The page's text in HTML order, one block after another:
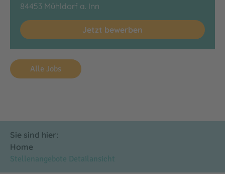
84453 Mühldorf a. Inn
Jetzt bewerben
Alle Jobs
Sie sind hier:
Home
Stellenangebote Detailansicht